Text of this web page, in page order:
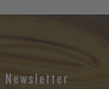
Newsletter